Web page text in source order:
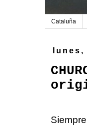
Cataluña